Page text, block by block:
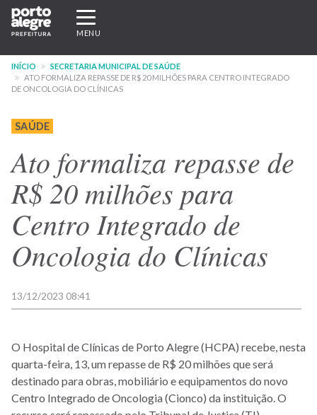
Pular
para
conteúdo
principal
Expandir/recolher
navegação
MENU
INÍCIO
SECRETARIA MUNICIPAL DE SAÚDE
ATO FORMALIZA REPASSE DE R$ 20 MILHÕES PARA CENTRO INTEGRADO
DE ONCOLOGIA DO CLÍNICAS
SAÚDE
Ato formaliza repasse de
R$ 20 milhões para
Centro Integrado de
Oncologia do Clínicas
13/12/2023 08:41
O Hospital de Clínicas de Porto Alegre (HCPA) recebe, nesta
quarta-feira, 13, um repasse de R$ 20 milhões que será
destinado para obras, mobiliário e equipamentos do novo
Centro Integrado de Oncologia (Cionco) da instituição. O